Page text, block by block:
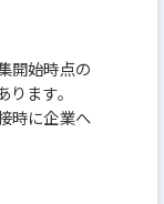
開始時点の
ます。
時に企業へ